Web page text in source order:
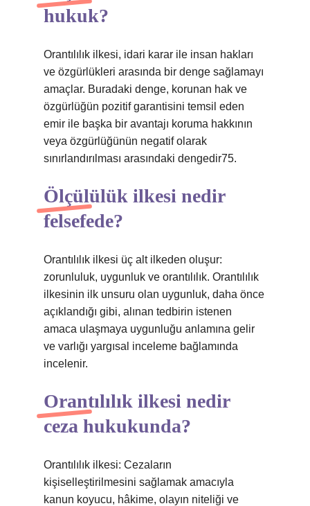
hukuk?
Orantılılık ilkesi, idari karar ile insan hakları
ve özgürlükleri arasında bir denge sağlamayı
amaçlar. Buradaki denge, korunan hak ve
özgürlüğün pozitif garantisini temsil eden
emir ile başka bir avantajı koruma hakkının
veya özgürlüğünün negatif olarak
sınırlandırılması arasındaki dengedir75.
Ölçülülük ilkesi nedir
felsefede?
Orantılılık ilkesi üç alt ilkeden oluşur:
zorunluluk, uygunluk ve orantılılık. Orantılılık
ilkesinin ilk unsuru olan uygunluk, daha önce
açıklandığı gibi, alınan tedbirin istenen
amaca ulaşmaya uygunluğu anlamına gelir
ve varlığı yargısal inceleme bağlamında
incelenir.
Orantılılık ilkesi nedir
ceza hukukunda?
Orantılılık ilkesi: Cezaların
kişiselleştirilmesini sağlamak amacıyla
kanun koyucu, hâkime, olayın niteliği ve